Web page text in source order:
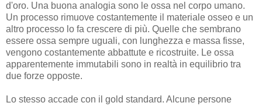
d'oro. Una buona analogia sono le ossa nel corpo umano.
Un processo rimuove costantemente il materiale osseo e un
altro processo lo fa crescere di più. Quelle che sembrano
essere ossa sempre uguali, con lunghezza e massa fisse,
vengono costantemente abbattute e ricostruite. Le ossa
apparentemente immutabili sono in realtà in equilibrio tra
due forze opposte.
Lo stesso accade con il gold standard. Alcune persone